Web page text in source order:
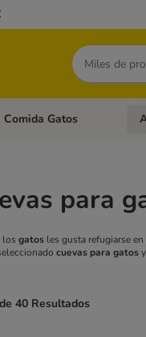
Buscar
Perrosde categoria abierto:
Comida Gatos
para
los gatos les gusta refugiarse
cuevas para gatosy
40 Resultados